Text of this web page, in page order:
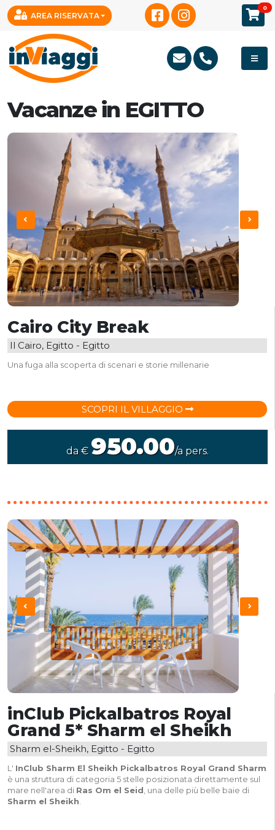
AREA RISERVATA
0
Vacanze in EGITTO
Cairo City Break
Il Cairo, Egitto - Egitto
Una fuga alla scoperta di scenari e storie millenarie
SCOPRI IL VILLAGGIO
da € 950.00/a pers.
inClub Pickalbatros Royal
Grand 5* Sharm el Sheikh
Sharm el-Sheikh, Egitto - Egitto
L' InClub Sharm El Sheikh Pickalbatros Royal Grand Sharm
è una struttura di categoria 5 stelle posizionata direttamente sul
mare nell'area di Ras Om el Seid , una delle più belle baie di
Sharm el Sheikh